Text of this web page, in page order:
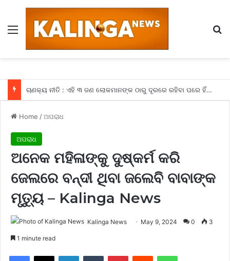
Menu
ଚାଣକ୍ୟ ନୀତି : ଏହି ୩ ଜଣ ଲୋକମାନଙ୍କ ଠାରୁ ଦୂରରେ ରହିବା ପରେ ହିଁ ମିଳିଥାଏ ସଫଳତା, କଣ ଆପଣଙ୍କ ଆଖପାଖରେ ବି ତ ନାହିଁ ଏହିଭଳି ଲୋକମାନେ
Home /ଅପରାଧ
ଅପରାଧ
ଅନେକ ମହିଳାଙ୍କୁ ଦୁଷ୍କର୍ମ କରି
ଜେଲରେ ବନ୍ଦୀ ଥିବା ଜଲେବି ବାବାଙ୍କ
ମୃତ୍ୟୁ – Kalinga News
Kalinga News May 9, 2024 0 3
1 minute read
Facebook
X LinkedInTumblr PinterestReddit WhatsApp